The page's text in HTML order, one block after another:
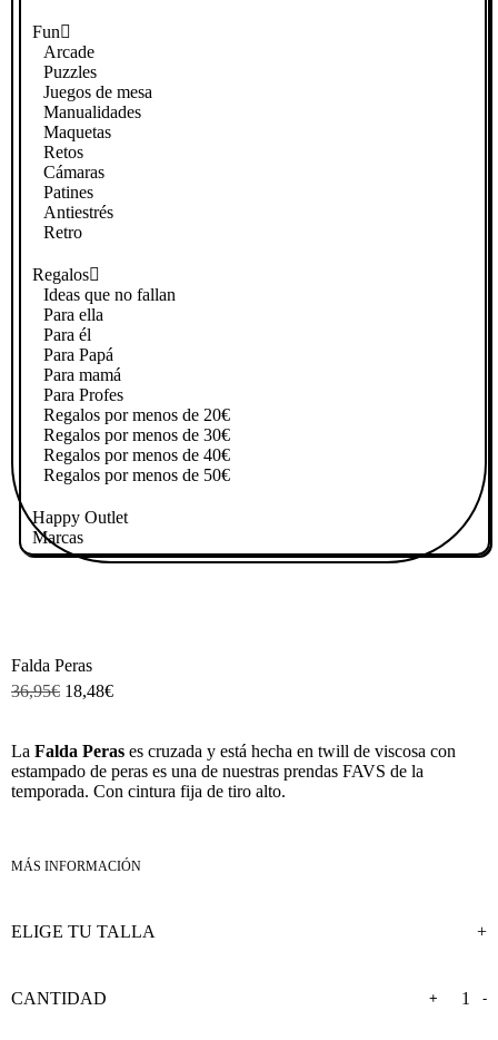
Fun
Arcade
Puzzles
Juegos de mesa
Manualidades
Maquetas
Retos
Cámaras
Patines
Antiestrés
Retro
Regalos
Ideas que no fallan
Para ella
Para él
Para Papá
Para mamá
Para Profes
Regalos por menos de 20€
Regalos por menos de 30€
Regalos por menos de 40€
Regalos por menos de 50€
Happy Outlet
Marcas
Falda Peras
36,95€ 18,48€
La Falda Peras es cruzada y está hecha en twill de viscosa con
estampado de peras es una de nuestras prendas FAVS de la
temporada. Con cintura fija de tiro alto.
-
+